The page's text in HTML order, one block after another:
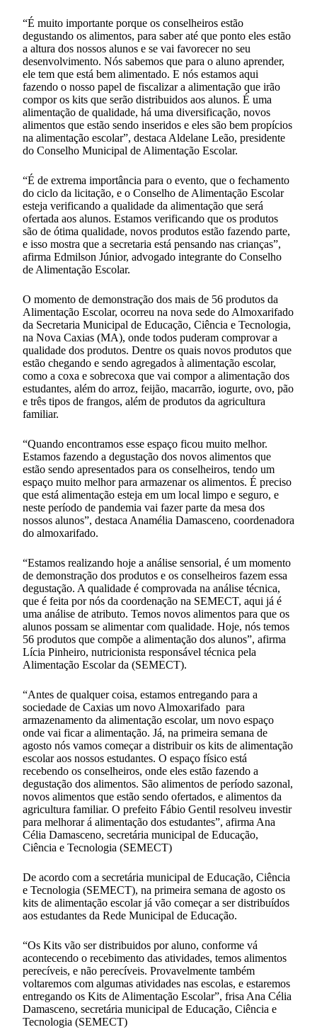
“É muito importante porque os conselheiros estão
degustando os alimentos, para saber até que ponto eles estão
a altura dos nossos alunos e se vai favorecer no seu
desenvolvimento. Nós sabemos que para o aluno aprender,
ele tem que está bem alimentado. E nós estamos aqui
fazendo o nosso papel de fiscalizar a alimentação que irão
compor os kits que serão distribuidos aos alunos. É uma
alimentação de qualidade, há uma diversificação, novos
alimentos que estão sendo inseridos e eles são bem propícios
na alimentação escolar”, destaca Aldelane Leão, presidente
do Conselho Municipal de Alimentação Escolar.
“É de extrema importância para o evento, que o fechamento
do ciclo da licitação, e o Conselho de Alimentação Escolar
esteja verificando a qualidade da alimentação que será
ofertada aos alunos. Estamos verificando que os produtos
são de ótima qualidade, novos produtos estão fazendo parte,
e isso mostra que a secretaria está pensando nas crianças”,
afirma Edmilson Júnior, advogado integrante do Conselho
de Alimentação Escolar.
O momento de demonstração dos mais de 56 produtos da
Alimentação Escolar, ocorreu na nova sede do Almoxarifado
da Secretaria Municipal de Educação, Ciência e Tecnologia,
na Nova Caxias (MA), onde todos puderam comprovar a
qualidade dos produtos. Dentre os quais novos produtos que
estão chegando e sendo agregados à alimentação escolar,
como a coxa e sobrecoxa que vai compor a alimentação dos
estudantes, além do arroz, feijão, macarrão, iogurte, ovo, pão
e três tipos de frangos, além de produtos da agricultura
familiar.
“Quando encontramos esse espaço ficou muito melhor.
Estamos fazendo a degustação dos novos alimentos que
estão sendo apresentados para os conselheiros, tendo um
espaço muito melhor para armazenar os alimentos. É preciso
que está alimentação esteja em um local limpo e seguro, e
neste período de pandemia vai fazer parte da mesa dos
nossos alunos”, destaca Anamélia Damasceno, coordenadora
do almoxarifado.
“Estamos realizando hoje a análise sensorial, é um momento
de demonstração dos produtos e os conselheiros fazem essa
degustação. A qualidade é comprovada na análise técnica,
que é feita por nós da coordenação na SEMECT, aqui já é
uma análise de atributo. Temos novos alimentos para que os
alunos possam se alimentar com qualidade. Hoje, nós temos
56 produtos que compõe a alimentação dos alunos”, afirma
Lícia Pinheiro, nutricionista responsável técnica pela
Alimentação Escolar da (SEMECT).
“Antes de qualquer coisa, estamos entregando para a
sociedade de Caxias um novo Almoxarifado para
armazenamento da alimentação escolar, um novo espaço
onde vai ficar a alimentação. Já, na primeira semana de
agosto nós vamos começar a distribuir os kits de alimentação
escolar aos nossos estudantes. O espaço físico está
recebendo os conselheiros, onde eles estão fazendo a
degustação dos alimentos. São alimentos de período sazonal,
novos alimentos que estão sendo ofertados, e alimentos da
agricultura familiar. O prefeito Fábio Gentil resolveu investir
para melhorar á alimentação dos estudantes”, afirma Ana
Célia Damasceno, secretária municipal de Educação,
Ciência e Tecnologia (SEMECT)
De acordo com a secretária municipal de Educação, Ciência
e Tecnologia (SEMECT), na primeira semana de agosto os
kits de alimentação escolar já vão começar a ser distribuídos
aos estudantes da Rede Municipal de Educação.
“Os Kits vão ser distribuidos por aluno, conforme vá
acontecendo o recebimento das atividades, temos alimentos
perecíveis, e não perecíveis. Provavelmente também
voltaremos com algumas atividades nas escolas, e estaremos
entregando os Kits de Alimentação Escolar”, frisa Ana Célia
Damasceno, secretária municipal de Educação, Ciência e
Tecnologia (SEMECT)